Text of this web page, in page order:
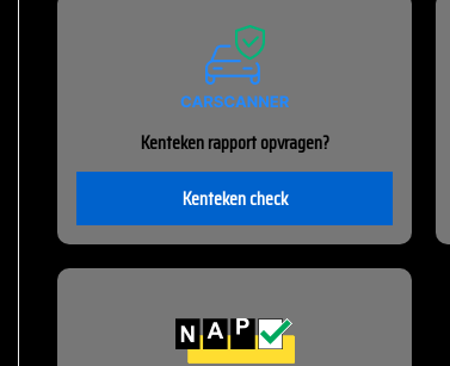
Kenteken rapport opvragen?
Kenteken check